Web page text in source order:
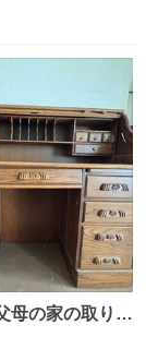
食器棚と机の